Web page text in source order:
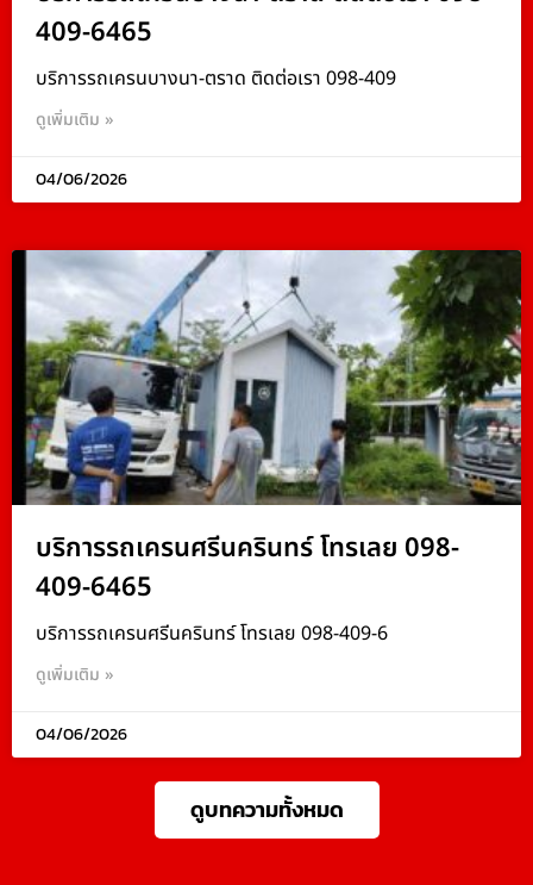
409-6465
บริการรถเครนบางนา-ตราด ติดต่อเรา 098-409
ดูเพิ่มเติม »
04/06/2026
บริการรถเครนศรีนครินทร์ โทรเลย 098-
409-6465
บริการรถเครนศรีนครินทร์ โทรเลย 098-409-6
ดูเพิ่มเติม »
04/06/2026
ดูบทความทั้งหมด